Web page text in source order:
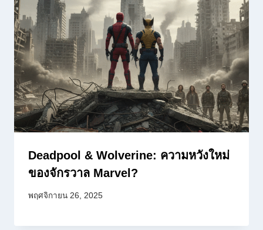
Deadpool & Wolverine: ความหวังใหม่
ของจักรวาล Marvel?
พฤศจิกายน 26, 2025